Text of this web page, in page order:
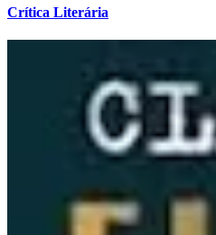
Crítica Literária